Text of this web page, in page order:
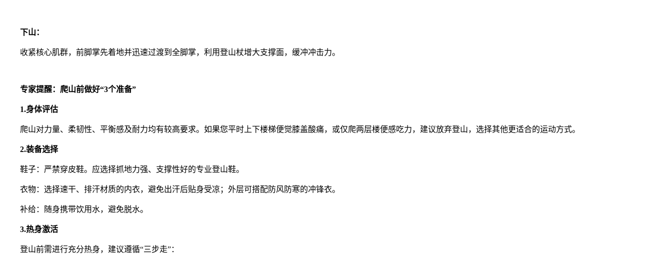
下山：
收紧核心肌群，前脚掌先着地并迅速过渡到全脚掌，利用登山杖增大支撑面，缓冲冲击力。
专家提醒：爬山前做好“3个准备”
1.身体评估
爬山对力量、柔韧性、平衡感及耐力均有较高要求。如果您平时上下楼梯便觉膝盖酸痛，或仅爬两层楼便感吃力，建议放弃登山，选择其他更适合的运动方式。
2.装备选择
鞋子：严禁穿皮鞋。应选择抓地力强、支撑性好的专业登山鞋。
衣物：选择速干、排汗材质的内衣，避免出汗后贴身受凉；外层可搭配防风防寒的冲锋衣。
补给：随身携带饮用水，避免脱水。
3.热身激活
登山前需进行充分热身，建议遵循“三步走”：